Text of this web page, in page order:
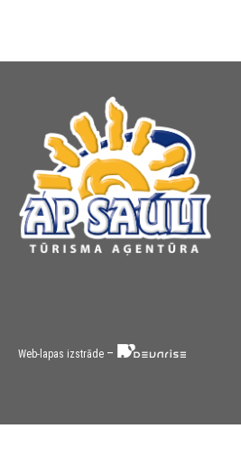
Web-lapas izstrāde –